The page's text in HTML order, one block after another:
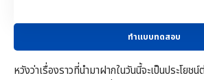
ทำแบบทดสอบ
หวังว่าเรื่องราวที่นำมาฝากในวันนี้จะเป็นประโย